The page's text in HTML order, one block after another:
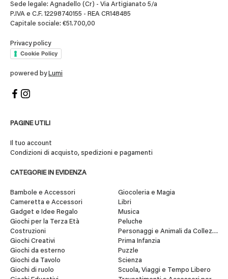
Sede legale: Agnadello (Cr) - Via Artigianato 5/a
P.IVA e C.F. 12298740155 - REA CR148485
Capitale sociale: €51.700,00
Privacy policy
Cookie Policy
powered by Lumi
PAGINE UTILI
Il tuo account
Condizioni di acquisto, spedizioni e pagamenti
CATEGORIE IN EVIDENZA
Bambole e Accessori
Cameretta e Accessori
Gadget e Idee Regalo
Giochi per la Terza Età
Costruzioni
Giochi Creativi
Giochi da esterno
Giochi da Tavolo
Giochi di ruolo
Giocoleria e Magia
Libri
Musica
Peluche
Personaggi e Animali da Collezione
Prima Infanzia
Puzzle
Scienza
Scuola, Viaggi e Tempo Libero